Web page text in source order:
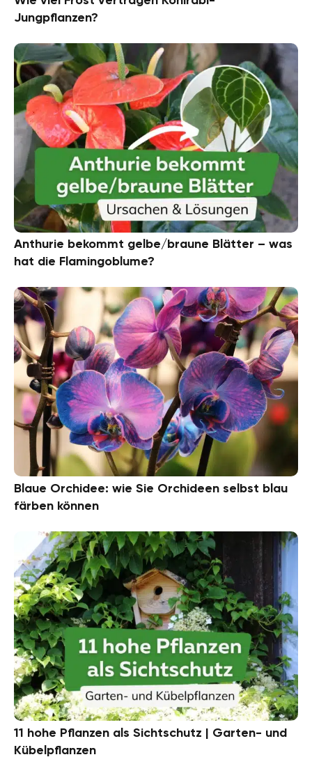
Jungpflanzen?
Anthurie bekommt gelbe/braune Blätter – was
hat die Flamingoblume?
Blaue Orchidee: wie Sie Orchideen selbst blau
färben können
11 hohe Pflanzen als Sichtschutz | Garten- und
Kübelpflanzen